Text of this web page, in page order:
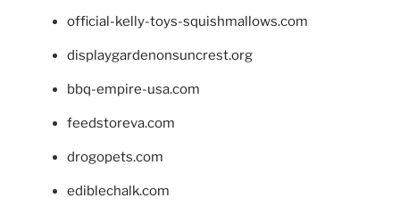
official-kelly-toys-squishmallows.com
displaygardenonsuncrest.org
bbq-empire-usa.com
feedstoreva.com
drogopets.com
ediblechalk.com